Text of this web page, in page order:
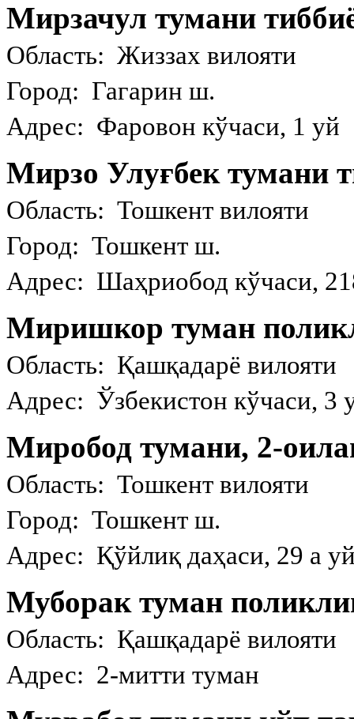
Мирзачул тумани
Область: Жиззах вилояти
Город: Гагарин ш.
Адрес: Фаровон кўчаси, 1 уй
Мирзо Улуғбек тумани
Область: Тошкент вилояти
Город: Тошкент ш.
Адрес: Шаҳриобод кўчаси,
Миришкор туман
Область: Қашқадарё вилояти
Адрес: Ўзбекистон кўчаси, 3
Миробод тумани, 2-
Область: Тошкент вилояти
Город: Тошкент ш.
Адрес: Қўйлиқ даҳаси, 29 а
Муборак туман
Область: Қашқадарё вилояти
Адрес: 2-митти туман